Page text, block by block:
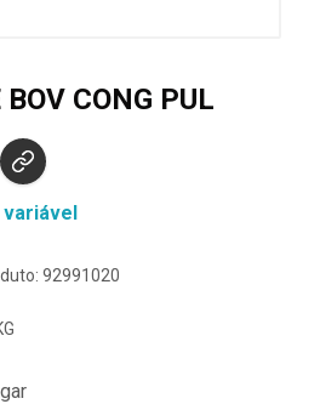
CONG PUL
variável
92991020